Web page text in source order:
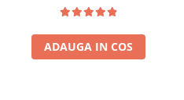
ADAUGA IN COS